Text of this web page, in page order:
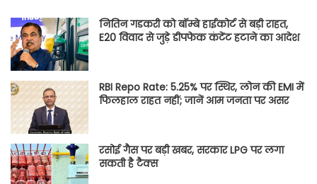
नितिन गडकरी को बॉम्बे हाईकोर्ट से बड़ी राहत,
E20 विवाद से जुड़े डीपफेक कंटेंट हटाने का आदेश
RBI Repo Rate: 5.25% पर स्थिर, लोन की EMI में
फिलहाल राहत नहीं; जानें आम जनता पर असर
रसोई गैस पर बड़ी खबर, सरकार LPG पर लगा
सकती है टैक्स